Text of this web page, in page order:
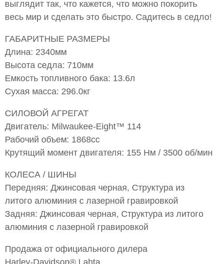
выглядит так, что кажется, что можно покорить
весь мир и сделать это быстро. Садитесь в седло!
ГАБАРИТНЫЕ РАЗМЕРЫ
Длина: 2340мм
Высота седла: 710мм
Емкость топливного бака: 13.6л
Сухая масса: 296.0кг
СИЛОВОЙ АГРЕГАТ
Двигатель: Milwaukee-Eight™ 114
Рабочий объем: 1868cc
Крутящий момент двигателя: 155 Нм / 3500 об/мин
КОЛЕСА / ШИНЫ
Передняя: Джинсовая черная, Структура из
литого алюминия с лазерной гравировкой
Задняя: Джинсовая черная, Структура из литого
алюминия с лазерной гравировкой
Продажа от официального дилера